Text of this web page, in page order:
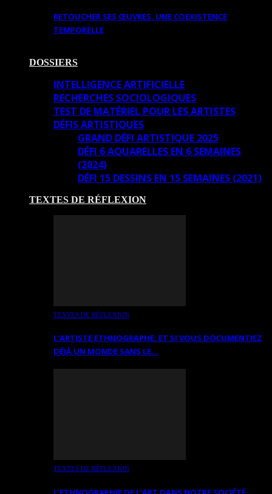
RETOUCHER SES ŒUVRES. UNE COEXISTENCE
TEMPORELLE
DOSSIERS
INTELLIGENCE ARTIFICIELLE
RECHERCHES SOCIOLOGIQUES
TEST DE MATÉRIEL POUR LES ARTISTES
DÉFIS ARTISTIQUES
GRAND DÉFI ARTISTIQUE 2025
DÉFI 6 AQUARELLES EN 6 SEMAINES
(2024)
DÉFI 15 DESSINS EN 15 SEMAINES (2021)
TEXTES DE RÉFLEXION
TEXTES DE RÉFLEXION
L’ARTISTE ETHNOGRAPHE: ET SI VOUS DOCUMENTIEZ
DÉJÀ UN MONDE SANS LE…
TEXTES DE RÉFLEXION